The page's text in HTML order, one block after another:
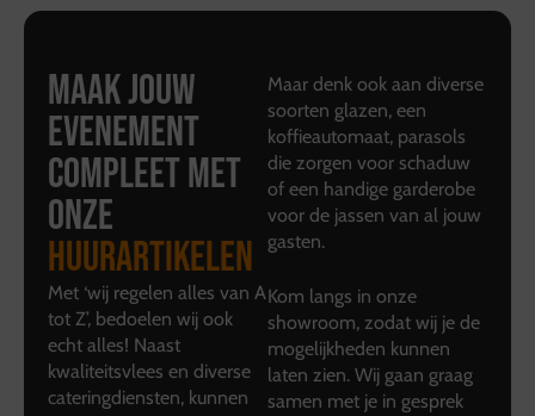
Maak jouw
evenement
compleet met
onze
huurartikelen
Met ‘wij regelen alles van A
tot Z’, bedoelen wij ook
echt alles! Naast
kwaliteitsvlees en diverse
cateringdiensten, kunnen
Maar denk ook aan diverse
soorten glazen, een
koffieautomaat, parasols
die zorgen voor schaduw
of een handige garderobe
voor de jassen van al jouw
gasten.
Kom langs in onze
showroom, zodat wij je de
mogelijkheden kunnen
laten zien. Wij gaan graag
samen met je in gesprek